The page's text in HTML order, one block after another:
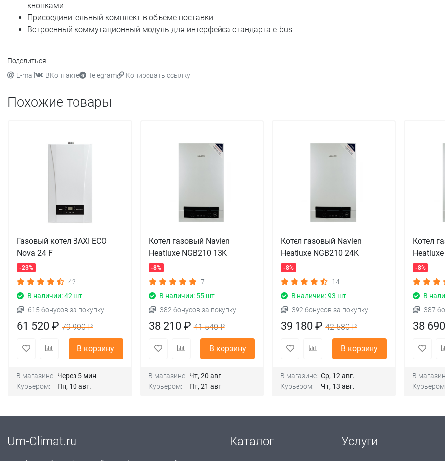
кнопками
Присоединительный комплект в объёме поставки
Встроенный коммутационный модуль для интерфейса стандарта e-bus
Поделиться:
E-mail
ВКонтакте Telegram Копировать ссылку
Похожие товары
Газовый котел BAXI ECO
Nova 24 F
-23%
42
В наличии: 42 шт
615 бонусов за покупку
61 520 ₽ 79 900 ₽
В корзину
В магазине: Через 5 мин
Курьером:
Пн, 10 авг.
Котел газовый Navien
Heatluxe NGB210 13K
-8%
7
В наличии: 55 шт
382 бонусов за покупку
38 210 ₽41 540 ₽
В корзину
В магазине: Чт, 20 авг.
Курьером:
Пт, 21 авг.
Котел газовый Navien
Heatluxe NGB210 24K
-8%
14
В наличии: 93 шт
392 бонусов за покупку
39 180 ₽42 580 ₽
В корзину
В магазине: Ср, 12 авг.
Курьером:
Чт, 13 авг.
Котел
-8%
В
387
38
В
Um-Climat.ru Каталог Услуги